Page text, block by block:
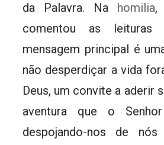
da Palavra. Na homilia,
comentou as
mensagem principal é
não desperdiçar a vida
Deus, um convite a aderir
aventura que o
despojando-nos de